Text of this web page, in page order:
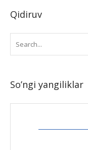
Qidiruv
So’ngi yangiliklar